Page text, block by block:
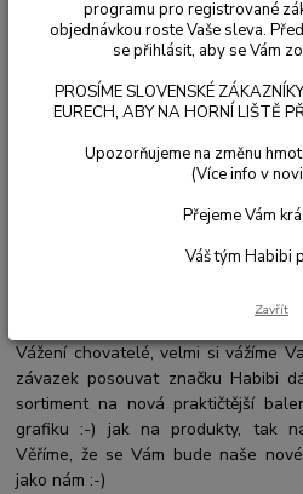
Novinky
Novinky pro léto 2020
Habibi!
Novinky pro léto
let od vzniku
Děláme si radost a Vám také :-)
Vážení chovatelé, velmi si vážíme
závazek posouvat značku Habibi
sortiment na nová praktičtější
grafiku :-) jak na produkty, tak
Věříme, že se Vám bude naše
jako nám :-)
programu pro registrované
objednávkou roste Vaše sleva.
se přihlásit, aby se Vám
PROSÍME SLOVENSKÉ
EURECH, ABY NA HORNÍ LIŠTĚ
Upozorňujeme na změnu
(Více info v
Přejeme Vám
Váš tým Habibi
Zavřít